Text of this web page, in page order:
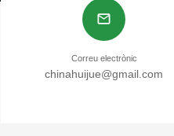
Correu electrònic
chinahuijue@gmail.com